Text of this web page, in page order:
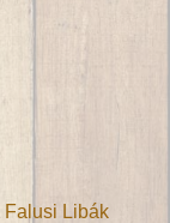
Falusi Libák